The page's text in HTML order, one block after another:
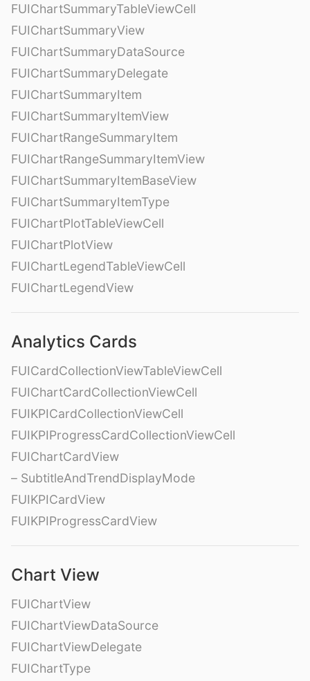
FUIChartSummaryTableViewCell
FUIChartSummaryView
FUIChartSummaryDataSource
FUIChartSummaryDelegate
FUIChartSummaryItem
FUIChartSummaryItemView
FUIChartRangeSummaryItem
FUIChartRangeSummaryItemView
FUIChartSummaryItemBaseView
FUIChartSummaryItemType
FUIChartPlotTableViewCell
FUIChartPlotView
FUIChartLegendTableViewCell
FUIChartLegendView
Analytics Cards
FUICardCollectionViewTableViewCell
FUIChartCardCollectionViewCell
FUIKPICardCollectionViewCell
FUIKPIProgressCardCollectionViewCell
FUIChartCardView
– SubtitleAndTrendDisplayMode
FUIKPICardView
FUIKPIProgressCardView
Chart View
FUIChartView
FUIChartViewDataSource
FUIChartViewDelegate
FUIChartType